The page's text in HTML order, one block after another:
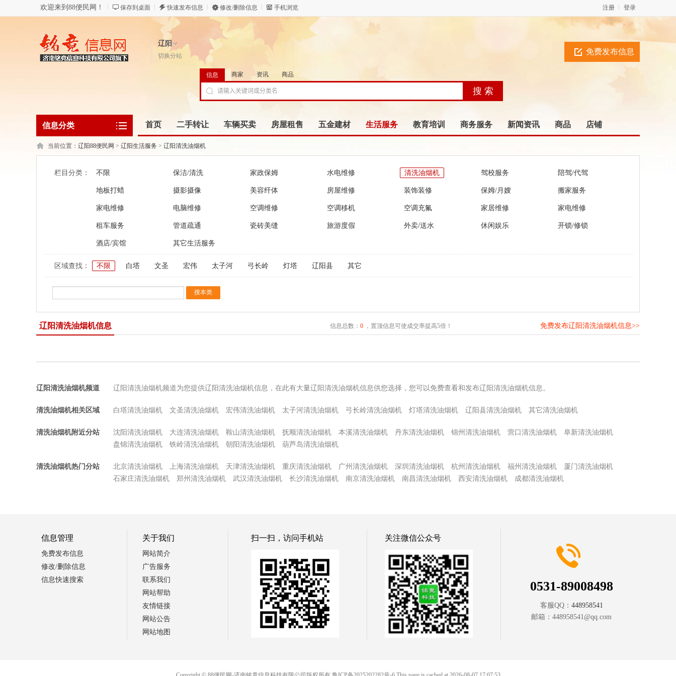
欢迎来到88便民网！ 保存到桌面 快速发布信息 修改/删除信息 手机浏览 登录
注册
辽阳
切换分站 免费发布信息
信息 商家 资讯 商品
信息分类 首页 二手转让 车辆买卖 房屋租售 五金建材 生活服务 教育培训 商务服务 新闻资讯 商品 店铺
当前位置： 辽阳88便民网 > 辽阳生活服务 > 辽阳清洗油烟机
栏目分类： 不限 保洁/清洗 家政保姆 水电维修 清洗油烟机 驾校服务 陪驾/代驾
地板打蜡 摄影摄像 美容纤体 房屋维修 装饰装修 保姆/月嫂 搬家服务
家电维修 电脑维修 空调维修 空调移机 空调充氟 家居维修 家电维修
租车服务 管道疏通 瓷砖美缝 旅游度假 外卖/送水 休闲娱乐 开锁/修锁
酒店/宾馆 其它生活服务
区域查找： 不限 白塔 文圣 宏伟 太子河 弓长岭 灯塔 辽阳县 其它
辽阳清洗油烟机信息 信息总数： 0，置顶信息可使成交率提高5倍！ 免费发布辽阳清洗油烟机信息>>
辽阳清洗油烟机频道 辽阳清洗油烟机频道为您提供辽阳清洗油烟机信息，在此有大量辽阳清洗油烟机信息供您选择，您可以免费查看和发布辽阳清洗油烟机信息。
清洗油烟机相关区域 白塔清洗油烟机 文圣清洗油烟机 宏伟清洗油烟机 太子河清洗油烟机 弓长岭清洗油烟机 灯塔清洗油烟机 辽阳县清洗油烟机 其它清洗油烟机
清洗油烟机附近分站 沈阳清洗油烟机 大连清洗油烟机 鞍山清洗油烟机 抚顺清洗油烟机 本溪清洗油烟机 丹东清洗油烟机 锦州清洗油烟机 营口清洗油烟机
阜新清洗油烟机
盘锦清洗油烟机
铁岭清洗油烟机 朝阳清洗油烟机 葫芦岛清洗油烟机
清洗油烟机热门分站 北京清洗油烟机 上海清洗油烟机 天津清洗油烟机 重庆清洗油烟机 广州清洗油烟机 深圳清洗油烟机 杭州清洗油烟机 福州清洗油烟机
厦门清洗油烟机
石家庄清洗油烟机
郑州清洗油烟机 武汉清洗油烟机 长沙清洗油烟机 南京清洗油烟机 南昌清洗油烟机 西安清洗油烟机 成都清洗油烟机
信息管理
免费发布信息
修改/删除信息
信息快速搜索
关于我们
网站简介
广告服务
联系我们
网站帮助
友情链接
网站公告
网站地图
扫一扫，访问手机站 关注微信公众号
0531-89008498
客服QQ： 448958541
邮箱： 448958541@qq.com